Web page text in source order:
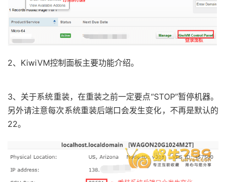
2、KiwiVM控制面板主要功能介绍。
3、关于系统重装，在重装之前一定要点“STOP”暂停机器。
另外请注意每次系统重装后端口会发生变化，不再是默认的
22。